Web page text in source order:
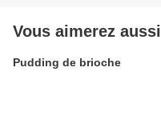
Vous aimerez aussi
Pudding de brioche